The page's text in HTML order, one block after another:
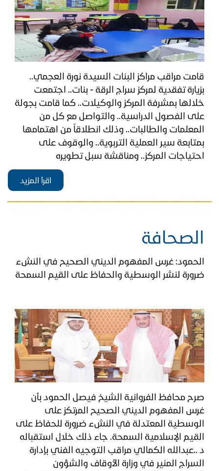
​قامت مراقب مراكز البنات السيدة نورة العجمي..
بزيارة تفقدية لمركز سراج الرقة - بنات.. اجتمعت
خلالها بمشرفة المركز والوكيلات.. كما قامت بجولة
على الفصول الدراسية.. والتواصل مع كل من
المعلمات والطالبات.. وذلك انطلاقاً من اهتمامها
بمتابعة سير العملية التربوية.. والوقوف على
احتياجات المركز.. ومناقشة سبل تطويره
اقرأ المزيد
الصحافة
الحمود: غرس المفهوم الديني الصحيح في النشء
ضرورة لنشر الوسطية والحفاظ على القيم السمحة
صرح محافظ الفروانية الشيخ فيصل الحمود بأن
غرس المفهوم الديني الصحيح المرتكز على
الوسطية المعتدلة في النشء ضرورة للحفاظ على
القيم الإسلامية السمحة. جاء ذلك خلال استقباله
د ..عبدالله الكمالي مراقب التوجيه الفني بإدارة
السراج المنير في وزارة الأوقاف والشؤون